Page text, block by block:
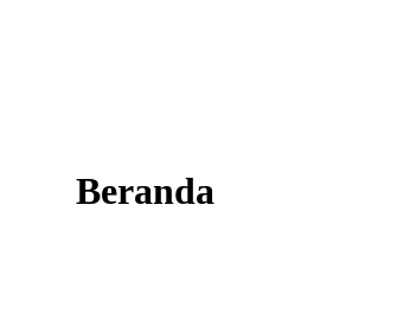
Beranda